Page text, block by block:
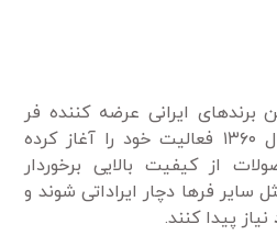
ایرانی عرضه کننده فر
آشپزخانه است که از سال ۱۳۶۰ فعالیت خود را آغاز کرده
از کیفیت بالایی برخوردار
فر‌ها دچار ایراداتی شوند و
نیاز پیدا کنند.